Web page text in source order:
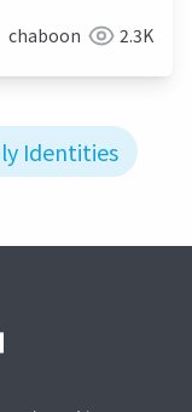
chaboon 2.3K
Identities